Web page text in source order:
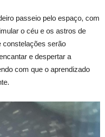
passeio pelo espaço, com
o céu e os astros de
constelações serão
e despertar a
com que o aprendizado